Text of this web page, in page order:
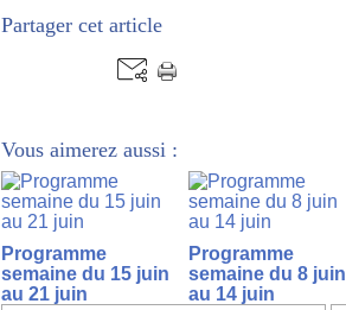
Partager cet article
Vous aimerez aussi :
Programme
semaine du 15 juin
au 21 juin
Programme
semaine du 8 juin
au 14 juin